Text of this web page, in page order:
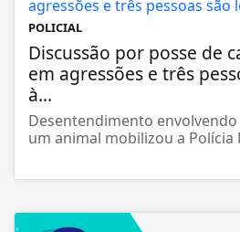
POLICIAL
Discussão por posse de
em agressões e três
à...
Desentendimento
um animal mobilizou a Polícia